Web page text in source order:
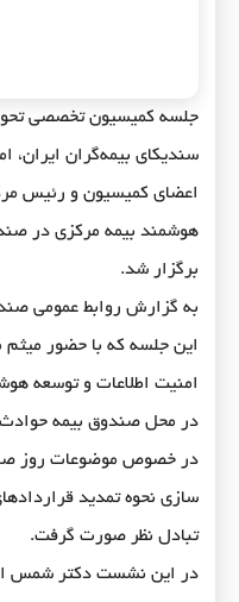
جلسه کمیسیون تخصصی
اعضای کمیسیون و رئیس
هوشمند بیمه مرکزی در
برگزار شد.
به گزارش روابط عمومی
این جلسه که با حضور میثم
امنیت اطلاعات و توسعه
در محل صندوق بیمه حوادث
در خصوص موضوعات روز
تبادل نظر صورت گرفت.
در این نشست دکتر شمس